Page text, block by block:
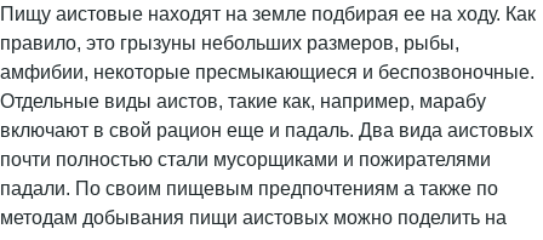
Пищу аистовые находят на земле подбирая ее на ходу. Как
правило, это грызуны небольших размеров, рыбы,
амфибии, некоторые пресмыкающиеся и беспозвоночные.
Отдельные виды аистов, такие как, например, марабу
включают в свой рацион еще и падаль. Два вида аистовых
почти полностью стали мусорщиками и пожирателями
падали. По своим пищевым предпочтениям а также по
методам добывания пищи аистовых можно поделить на